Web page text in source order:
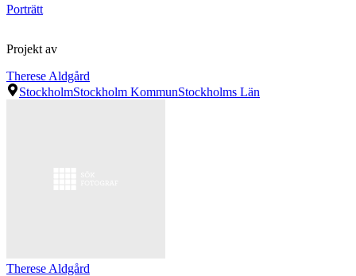
Porträtt
Projekt av
Therese Aldgård
StockholmStockholm KommunStockholms Län
Therese Aldgård